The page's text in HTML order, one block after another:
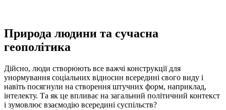
Природа людини та сучасна
геополітика
Дійсно, люди створюють все важчі конструкції для
унормування соціальних відносин всередині свого виду і
навіть посягнули на створення штучних форм, наприклад,
інтелекту. Та як це впливає на загальний політичний контекст
і зумовлює взаємодію всередині суспільств?